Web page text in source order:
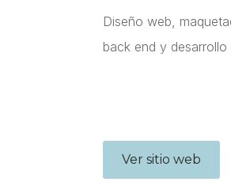
Diseño web,
back end y
Ver sitio web